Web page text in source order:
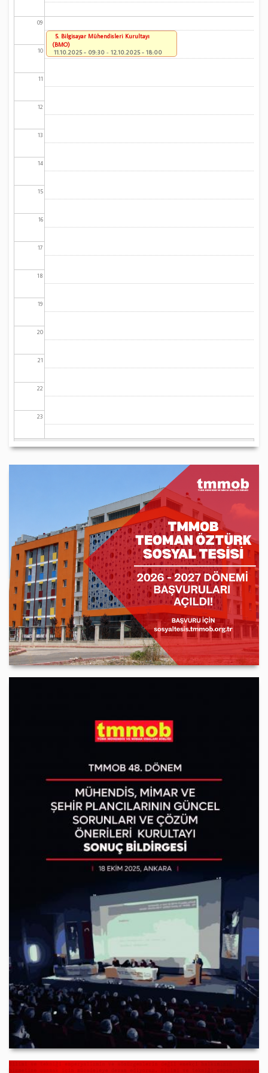
09
10
11
12
13
14
15
16
17
18
19
20
21
22
23
5. Bilgisayar Mühendisleri Kurultayı
(BMO)
11.10.2025 - 09:30 -12.10.2025 - 18:00